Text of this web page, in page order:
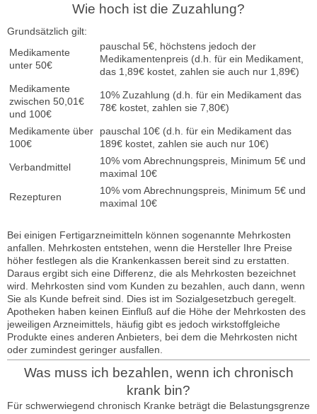
Wie hoch ist die Zuzahlung?
Grundsätzlich gilt:
Medikamente
unter 50€
pauschal 5€, höchstens jedoch der
Medikamentenpreis (d.h. für ein Medikament,
das 1,89€ kostet, zahlen sie auch nur 1,89€)
Medikamente
zwischen 50,01€
und 100€
10% Zuzahlung (d.h. für ein Medikament das
78€ kostet, zahlen sie 7,80€)
Medikamente über
100€
pauschal 10€ (d.h. für ein Medikament das
189€ kostet, zahlen sie auch nur 10€)
Verbandmittel
10% vom Abrechnungspreis, Minimum 5€ und
maximal 10€
Rezepturen
10% vom Abrechnungspreis, Minimum 5€ und
maximal 10€
Bei einigen Fertigarzneimitteln können sogenannte Mehrkosten
anfallen. Mehrkosten entstehen, wenn die Hersteller Ihre Preise
höher festlegen als die Krankenkassen bereit sind zu erstatten.
Daraus ergibt sich eine Differenz, die als Mehrkosten bezeichnet
wird. Mehrkosten sind vom Kunden zu bezahlen, auch dann, wenn
Sie als Kunde befreit sind. Dies ist im Sozialgesetzbuch geregelt.
Apotheken haben keinen Einfluß auf die Höhe der Mehrkosten des
jeweiligen Arzneimittels, häufig gibt es jedoch wirkstoffgleiche
Produkte eines anderen Anbieters, bei dem die Mehrkosten nicht
oder zumindest geringer ausfallen.
Was muss ich bezahlen, wenn ich chronisch
krank bin?
Für schwerwiegend chronisch Kranke beträgt die Belastungsgrenze